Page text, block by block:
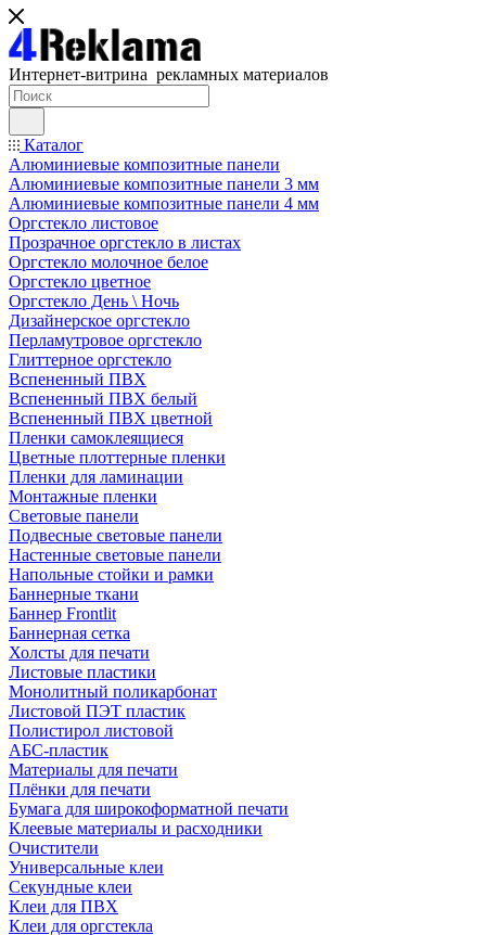
Интернет-витрина рекламных материалов
Каталог
Алюминиевые композитные панели
Алюминиевые композитные панели 3 мм
Алюминиевые композитные панели 4 мм
Оргстекло листовое
Прозрачное оргстекло в листах
Оргстекло молочное белое
Оргстекло цветное
Оргстекло День \ Ночь
Дизайнерское оргстекло
Перламутровое оргстекло
Глиттерное оргстекло
Вспененный ПВХ
Вспененный ПВХ белый
Вспененный ПВХ цветной
Пленки самоклеящиеся
Цветные плоттерные пленки
Пленки для ламинации
Монтажные пленки
Световые панели
Подвесные световые панели
Настенные световые панели
Напольные стойки и рамки
Баннерные ткани
Баннер Frontlit
Баннерная сетка
Холсты для печати
Листовые пластики
Монолитный поликарбонат
Листовой ПЭТ пластик
Полистирол листовой
АБС-пластик
Материалы для печати
Плёнки для печати
Бумага для широкоформатной печати
Клеевые материалы и расходники
Очистители
Универсальные клеи
Секундные клеи
Клеи для ПВХ
Клеи для оргстекла